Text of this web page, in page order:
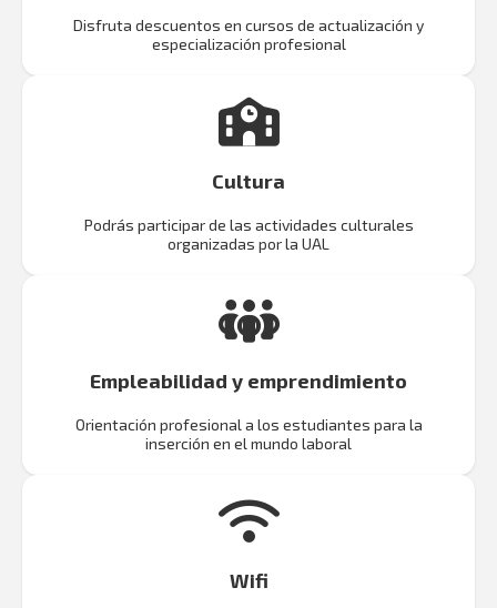
Disfruta descuentos en cursos de actualización y
especialización profesional
Cultura
Podrás participar de las actividades culturales
organizadas por la UAL
Empleabilidad y emprendimiento
Orientación profesional a los estudiantes para la
inserción en el mundo laboral
Wifi